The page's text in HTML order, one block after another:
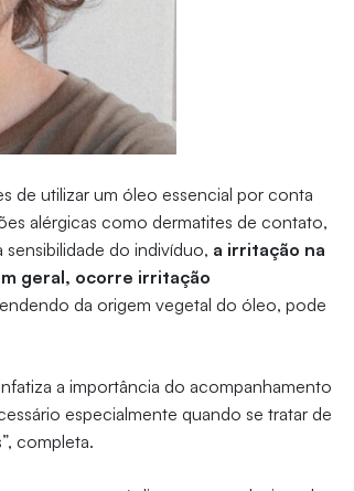
de utilizar um óleo essencial por conta
alérgicas como dermatites de contato,
do indivíduo, a irritação na
geral, ocorre irritação
da origem vegetal do óleo, pode
a importância do acompanhamento
especialmente quando se tratar de
completa.